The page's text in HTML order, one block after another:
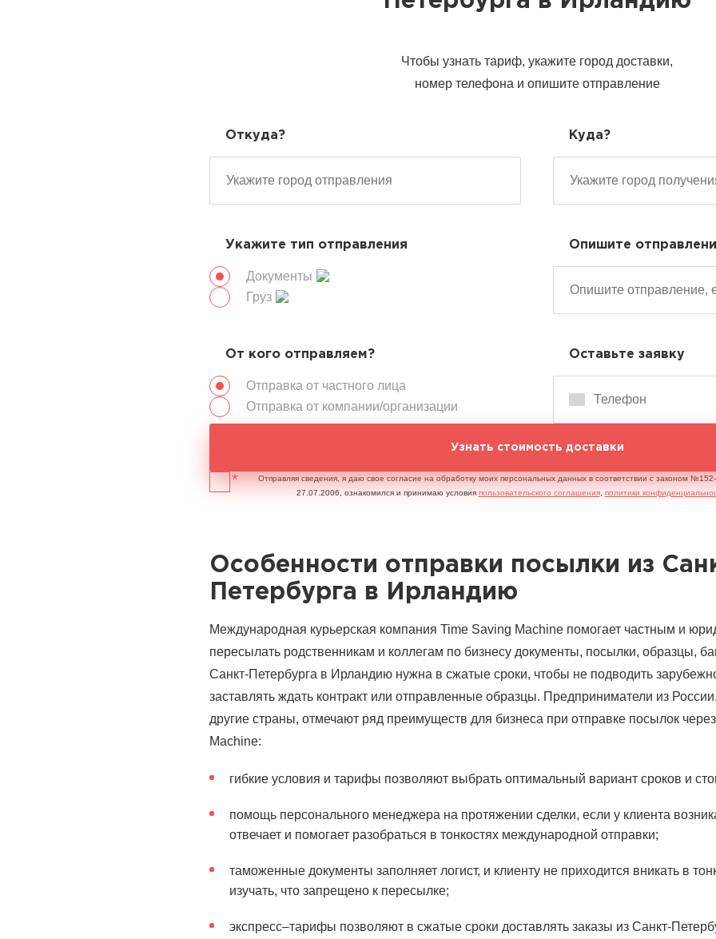
Чтобы узнать тариф, укажите город доставки,
номер телефона и опишите отправление
Откуда? Куда?
Укажите тип отправления
Документы
Груз
Опишите
От кого отправляем?
Отправка от частного лица
Отправка от компании/организации
Оставьте заявку
Узнать стоимость доставки
Отправляя сведения, я даю свое согласие на обработку моих персональных данных в соответствии с законом
27.07.2006, ознакомился и принимаю условия пользовательского соглашения, политики
Особенности отправки посылки из
Петербурга в Ирландию
Международная курьерская компания Time Saving Machine помогает частным и
пересылать родственникам и коллегам по бизнесу документы, посылки, образцы,
Санкт-Петербурга в Ирландию нужна в сжатые сроки, чтобы не подводить
заставлять ждать контракт или отправленные образцы. Предприниматели из
другие страны, отмечают ряд преимуществ для бизнеса при отправке посылок
Machine:
гибкие условия и тарифы позволяют выбрать оптимальный вариант сроков и
помощь персонального менеджера на протяжении сделки, если у клиента
отвечает и помогает разобраться в тонкостях международной отправки;
таможенные документы заполняет логист, и клиенту не приходится вникать в
изучать, что запрещено к пересылке;
экспресс–тарифы позволяют в сжатые сроки доставлять заказы из Санкт-